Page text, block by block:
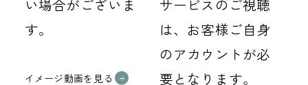
い場合がございま
す。
イメージ動画を見る
サービスのご視聴
は、お客様ご自身
のアカウントが必
要となります。